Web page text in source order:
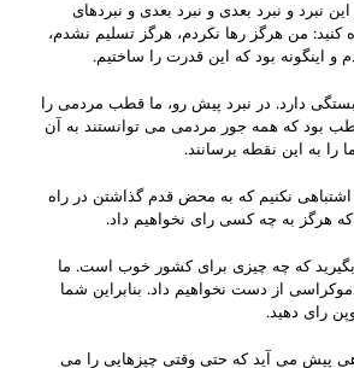
نبرد و نبرد بعدی و نبرد بعدی و نبردهای
کنید: من هرگز رها نکردم، هرگز تسلیم نشدم،
و اینگونه بود که این قدرت را ساختیم.
بستگی دارد. در نبرد پیش رو، ما قطب مردمی را
بود که همه جور مردمی می توانستند به آن
را به این نقطه برسانند.
نکنیم که به محض قدم گذاشتن در راه
هرگز به چه کسی رای نخواهیم داد.
که چه چیزی برای کشور خوب است. ما
از دست نخواهیم داد. بنابراین شما
رای دهید.
پیش می آید که حتی وقتی چیزهایی را می